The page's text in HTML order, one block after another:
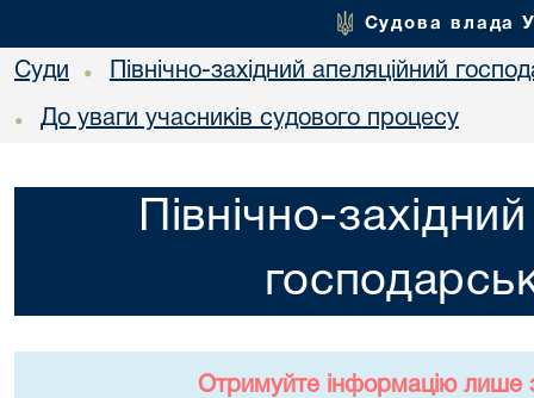
Судова влада
Суди • Північно-західний апеляційний
• До уваги учасників судового процесу
Північно-
Отримуйте інформацію лише